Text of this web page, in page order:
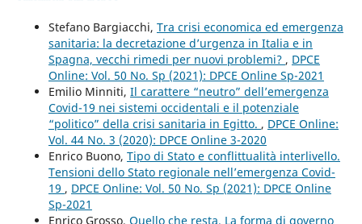
Stefano Bargiacchi, Tra crisi economica ed emergenza
sanitaria: la decretazione d’urgenza in Italia e in
Spagna, vecchi rimedi per nuovi problemi? , DPCE
Online: Vol. 50 No. Sp (2021): DPCE Online Sp-2021
Emilio Minniti, Il carattere “neutro” dell’emergenza
Covid-19 nei sistemi occidentali e il potenziale
“politico” della crisi sanitaria in Egitto. , DPCE Online:
Vol. 44 No. 3 (2020): DPCE Online 3-2020
Enrico Buono, Tipo di Stato e conflittualità interlivello.
Tensioni dello Stato regionale nell’emergenza Covid-
19 , DPCE Online: Vol. 50 No. Sp (2021): DPCE Online
Sp-2021
Enrico Grosso, Quello che resta. La forma di governo